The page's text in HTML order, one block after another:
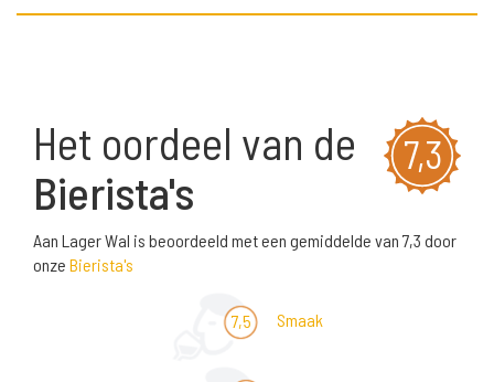
7,3
Het oordeel van de
Bierista's
Aan Lager Wal is beoordeeld met een gemiddelde van 7,3 door
onze Bierista's
7,5 Smaak